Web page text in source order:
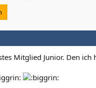
Mitglied Junior. Den